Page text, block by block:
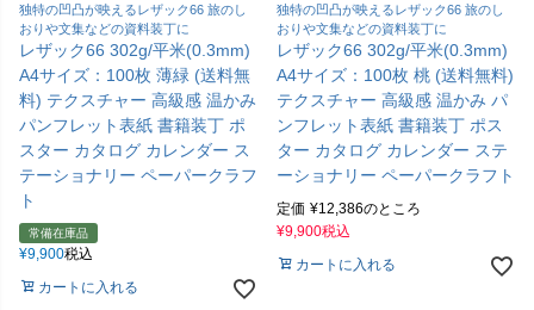
独特の凹凸が映えるレザック66 旅のし
おりや文集などの資料装丁に
レザック66 302g/平米(0.3mm)
A4サイズ：100枚 薄緑 (送料無
料) テクスチャー 高級感 温かみ
パンフレット表紙 書籍装丁 ポ
スター カタログ カレンダー ス
テーショナリー ペーパークラフ
ト
常備在庫品
¥9,900税込
カートに入れる
独特の凹凸が映えるレザック66 旅のし
おりや文集などの資料装丁に
レザック66 302g/平米(0.3mm)
A4サイズ：100枚 桃 (送料無料)
テクスチャー 高級感 温かみ パ
ンフレット表紙 書籍装丁 ポス
ター カタログ カレンダー ステ
ーショナリー ペーパークラフト
定価 ¥12,386のところ
¥9,900税込
カートに入れる